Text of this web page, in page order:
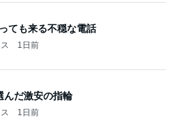
ても来る不穏な電話
1日前
んだ激安の指輪
1日前